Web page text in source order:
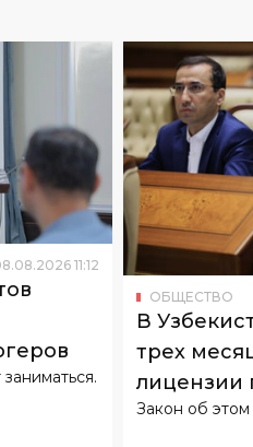
.08.2026 12
ОБЩЕСТВО
В
трех
лицензии
бизнеса
Закон об